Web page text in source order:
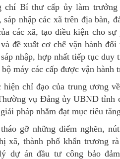
chí Bí thư cấp ủy làm
sáp nhập các xã trên địa bàn,
các xã, tạo điều kiện cho
đề xuất cơ chế vận hành
nhập, hợp nhất tiếp tục
máy các cấp được vận
hiện chỉ đạo của trung ương
vụ Đảng ủy UBND tỉnh
pháp nhằm đạt mục tiêu
gỡ những điểm nghẽn,
xã, thành phố khẩn trương
dự án đầu tư công bảo